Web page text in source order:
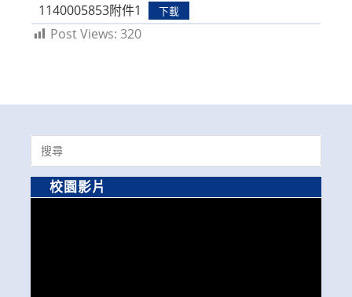
1140005853附件1 下載
Post Views: 320
Search
for:
校園影片